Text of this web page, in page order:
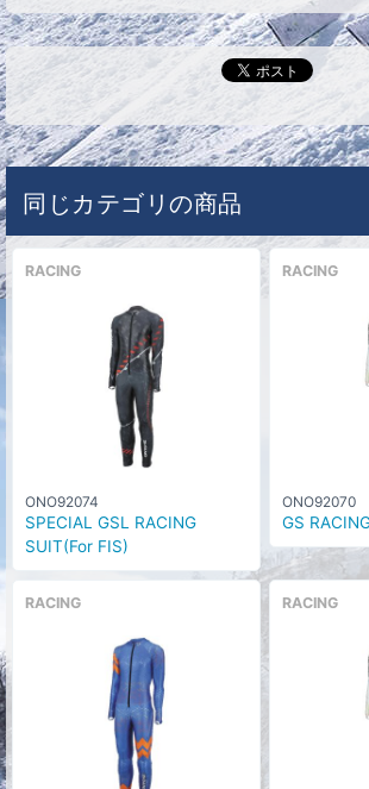
同じカテゴリの商品
RACING
ONO92074
SPECIAL GSL RACING
SUIT(For FIS)
RACING
ONO92070
GS
RACING RACING